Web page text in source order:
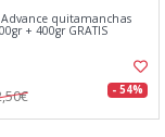
quitamanchas
+ 400gr GRATIS
- 54%